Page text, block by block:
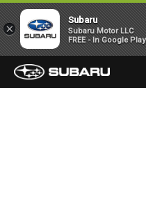
×
Subaru
Subaru Motor LLC
FREE - In Google Play